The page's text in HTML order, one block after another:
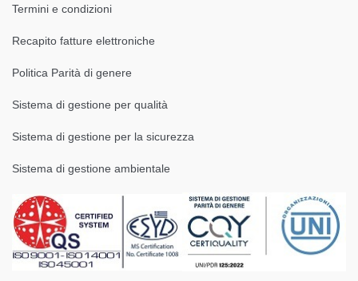
Termini e condizioni
Recapito fatture elettroniche
Politica Parità di genere
Sistema di gestione per qualità
Sistema di gestione per la sicurezza
Sistema di gestione ambientale